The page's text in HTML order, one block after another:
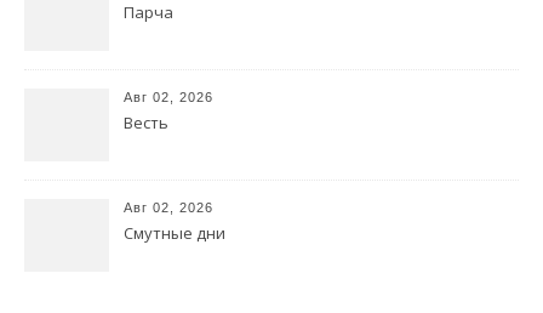
Парча
Авг 02, 2026
Весть
Авг 02, 2026
Смутные дни